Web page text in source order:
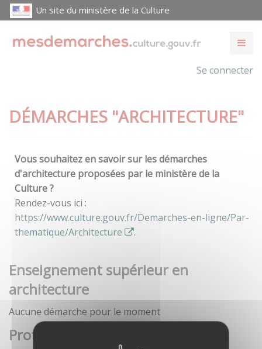
Un site du ministère de la Culture
Se connecter
DÉMARCHES "ARCHITECTURE"
Vous souhaitez en savoir sur les démarches
d'architecture proposées par le ministère de la
Culture ?
Rendez-vous ici :
https://www.culture.gouv.fr/Demarches-en-ligne/Par-
thematique/Architecture
.
Enseignement supérieur en
architecture
Aucune démarche pour le moment
Profession architecte